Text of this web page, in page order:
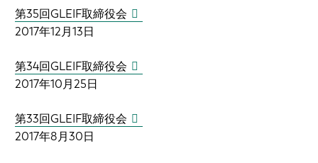
第35回GLEIF取締役会
2017年12月13日
第34回GLEIF取締役会
2017年10月25日
第33回GLEIF取締役会
2017年8月30日